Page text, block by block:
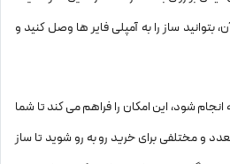
ساز را به آمپلی فایر ها وصل کنید و
شود، این امکان را فراهم می کند تا شما
و مختلفی برای خرید رو به رو شوید تا ساز